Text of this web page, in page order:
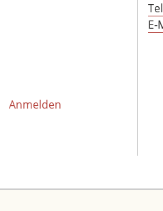
Anmelden
E-